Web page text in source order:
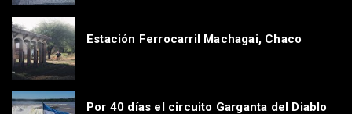
Estación Ferrocarril Machagai, Chaco
Por 40 días el circuito Garganta del Diablo